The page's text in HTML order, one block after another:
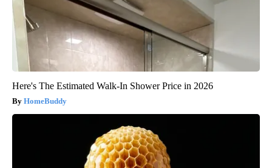
Here's The Estimated Walk-In Shower Price in 2026
HomeBuddy